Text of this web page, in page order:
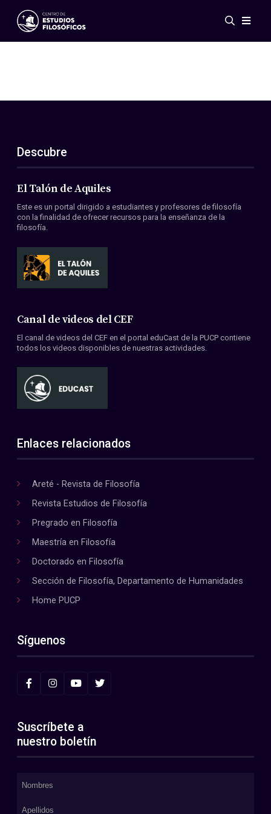
Eventos
ES
EN
Acerca de nosotros
Miembros
Convenios
Descubre
El Talón de Aquiles
Este es un portal dirigido a estudiantes y profesores de filosofía
con la finalidad de ofrecer recursos para la enseñanza de la
filosofía.
Canal de videos del CEF
El canal de videos del CEF en el portal eduCast de la PUCP contiene
todos los videos disponibles de nuestras actividades.
Enlaces relacionados
Areté - Revista de Filosofía
Revista Estudios de Filosofía
Pregrado en Filosofía
Maestría en Filosofía
Doctorado en Filosofía
Sección de Filosofía, Departamento de Humanidades
Home PUCP
Síguenos
Suscríbete a
nuestro boletín